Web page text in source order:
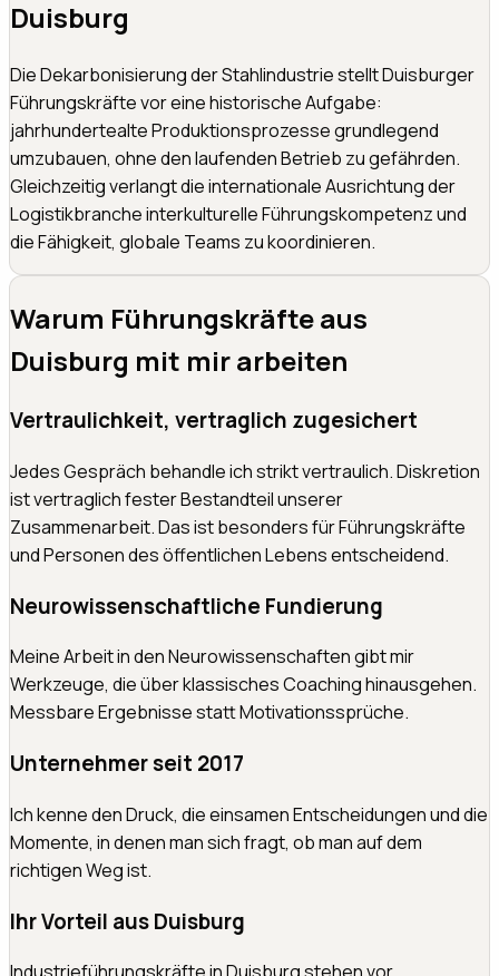
Duisburg
Die Dekarbonisierung der Stahlindustrie stellt Duisburger
Führungskräfte vor eine historische Aufgabe:
jahrhundertealte Produktionsprozesse grundlegend
umzubauen, ohne den laufenden Betrieb zu gefährden.
Gleichzeitig verlangt die internationale Ausrichtung der
Logistikbranche interkulturelle Führungskompetenz und
die Fähigkeit, globale Teams zu koordinieren.
Warum Führungskräfte aus
Duisburg mit mir arbeiten
Vertraulichkeit, vertraglich zugesichert
Jedes Gespräch behandle ich strikt vertraulich. Diskretion
ist vertraglich fester Bestandteil unserer
Zusammenarbeit. Das ist besonders für Führungskräfte
und Personen des öffentlichen Lebens entscheidend.
Neurowissenschaftliche Fundierung
Meine Arbeit in den Neurowissenschaften gibt mir
Werkzeuge, die über klassisches Coaching hinausgehen.
Messbare Ergebnisse statt Motivationssprüche.
Unternehmer seit 2017
Ich kenne den Druck, die einsamen Entscheidungen und die
Momente, in denen man sich fragt, ob man auf dem
richtigen Weg ist.
Ihr Vorteil aus Duisburg